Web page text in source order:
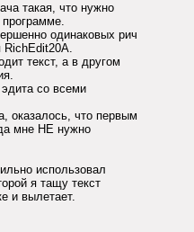
такая, что нужно
одинаковых рич
RichEdit20A.
текст, а в другом
со всеми
оказалось, что первым
мне НЕ нужно
использовал
я тащу текст
и вылетает.